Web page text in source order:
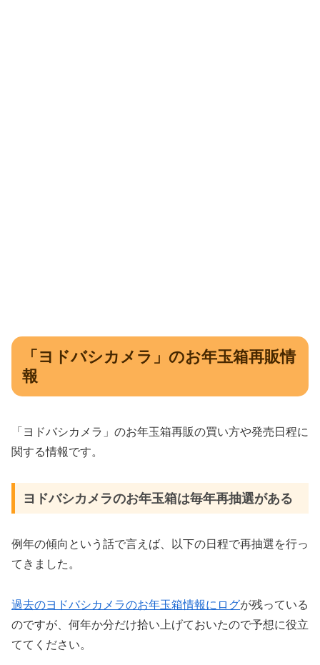
「ヨドバシカメラ」のお年玉箱再販情
報
「ヨドバシカメラ」のお年玉箱再販の買い方や発売日程に
関する情報です。
ヨドバシカメラのお年玉箱は毎年再抽選がある
例年の傾向という話で言えば、以下の日程で再抽選を行っ
てきました。
過去のヨドバシカメラのお年玉箱情報にログが残っている
のですが、何年か分だけ拾い上げておいたので予想に役立
ててください。